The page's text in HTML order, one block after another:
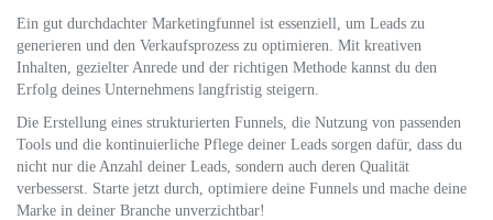
Ein gut durchdachter Marketingfunnel ist essenziell, um Leads zu
generieren und den Verkaufsprozess zu optimieren. Mit kreativen
Inhalten, gezielter Anrede und der richtigen Methode kannst du den
Erfolg deines Unternehmens langfristig steigern.
Die Erstellung eines strukturierten Funnels, die Nutzung von passenden
Tools und die kontinuierliche Pflege deiner Leads sorgen dafür, dass du
nicht nur die Anzahl deiner Leads, sondern auch deren Qualität
verbesserst. Starte jetzt durch, optimiere deine Funnels und mache deine
Marke in deiner Branche unverzichtbar!